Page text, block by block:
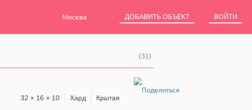
Москва ДОБАВИТЬ ОБЪЕКТ ВОЙТИ
(31)
32 × 16 × 10 Хард Крытая